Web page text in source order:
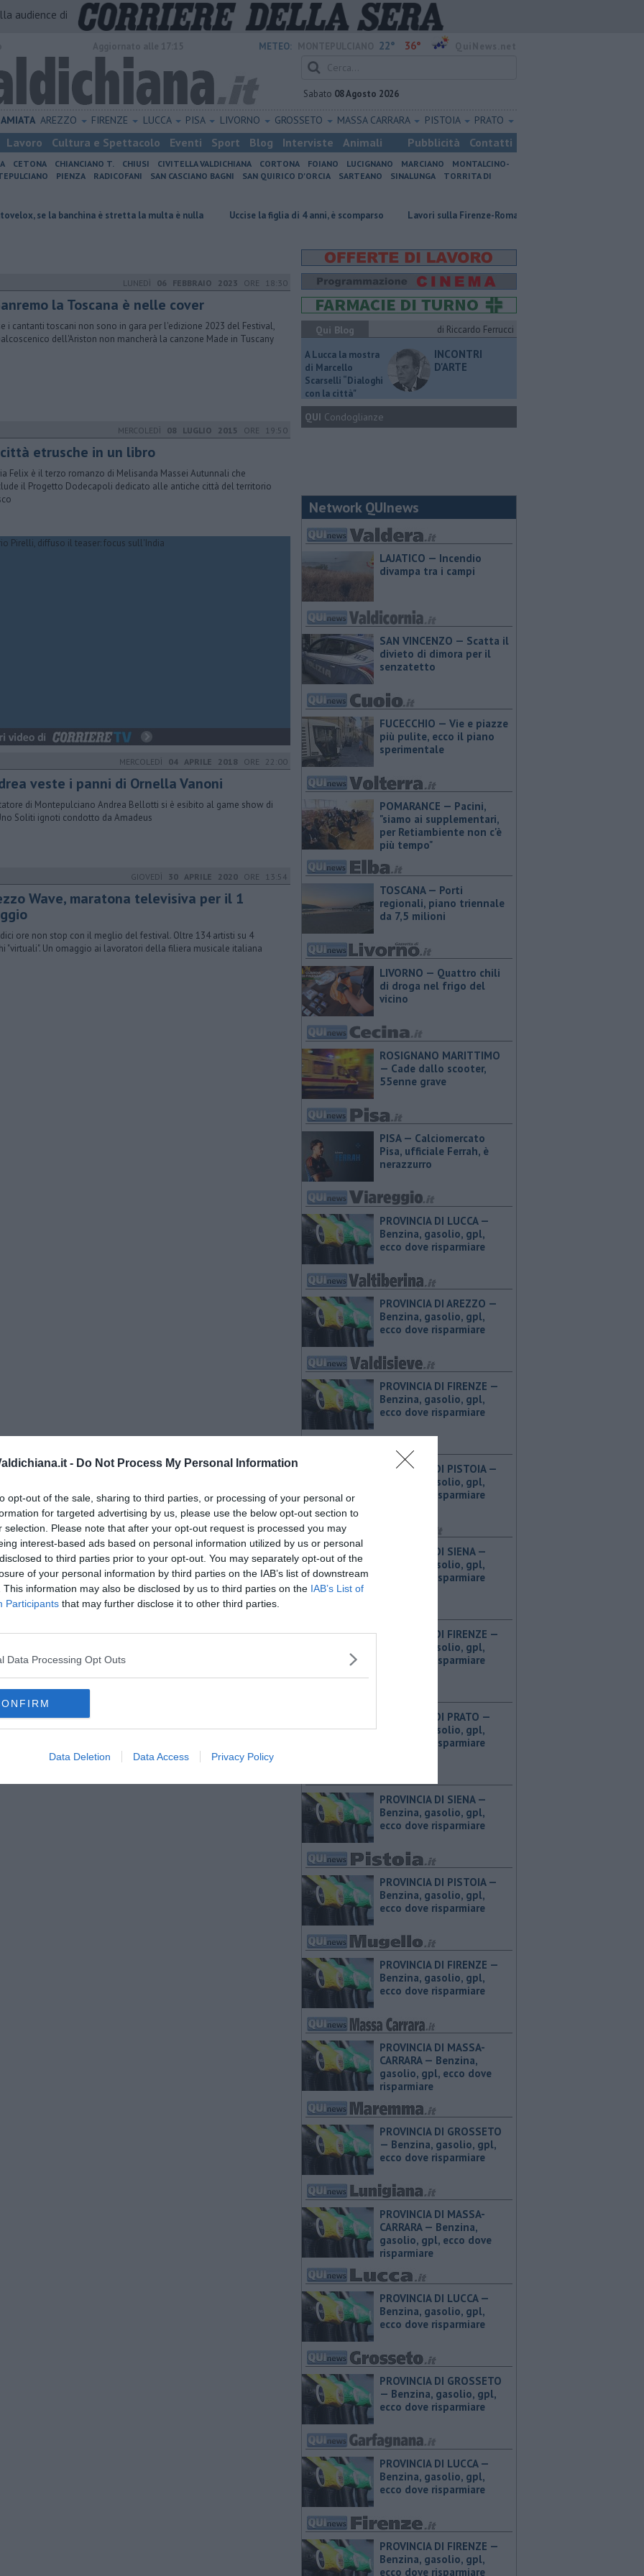
- Do Not Process My Personal Information
opt-out of the sale, sharing to third parties, or processing of your personal or
for targeted advertising by us, please use the below opt-out section to
selection. Please note that after your opt-out request is processed you may
interest-based ads based on personal information utilized by us or personal
to third parties prior to your opt-out. You may separately opt-out of the
of your personal information by third parties on the IAB’s list of downstream
This information may also be disclosed by us to third parties on the IAB’s List of
Participants that may further disclose it to other third parties.
Data Processing Opt Outs
Data Deletion Data Access Privacy Policy
audience di
METEO: 22° 36°
Sabato 08 Agosto 2026
AMIATA AREZZO FIRENZE LUCCA PISA LIVORNO GROSSETO MASSA CARRARA PISTOIA PRATO
Lavoro Cultura e Spettacolo Eventi Sport Blog Interviste Animali Pubblicità Contatti
CETONA CHIANCIANO T. CHIUSI CIVITELLA VALDICHIANA CORTONA FOIANO LUCIGNANO MARCIANO
MONTALCINO-
PIENZA RADICOFANI SAN CASCIANO BAGNI SAN QUIRICO D'ORCIA SARTEANO SINALUNGA
TORRITA DI
banchina è stretta la multa è nulla Uccise la figlia di 4 anni, è scomparso Lavori sulla Firenze-Roma, i treni cambiano orario
LUNEDÌ 06 FEBBRAIO 2023 ORE 18:30
la Toscana è nelle cover
i cantanti toscani non sono in gara per l'edizione 2023 del Festival,
dell'Ariston non mancherà la canzone Made in Tuscany
MERCOLEDÌ 08 LUGLIO 2015 ORE 19:50
etrusche in un libro
Felix è il terzo romanzo di Melisanda Massei Autunnali che
il Progetto Dodecapoli dedicato alle antiche città del territorio
MERCOLEDÌ 04 APRILE 2018 ORE 22:00
veste i panni di Ornella Vanoni
di Montepulciano Andrea Bellotti si è esibito al game show di
Soliti ignoti condotto da Amadeus
GIOVEDÌ 30 APRILE 2020 ORE 13:54
Wave, maratona televisiva per il 1
ore non stop con il meglio del festival. Oltre 134 artisti su 4
"virtuali". Un omaggio ai lavoratori della filiera musicale italiana
Qui Blog di Riccardo Ferrucci
A Lucca la mostra
di Marcello
Scarselli “Dialoghi
con la città"
INCONTRI
D'ARTE
QUI Condoglianze
Network QUInews
LAJATICO — Incendio
divampa tra i campi
SAN VINCENZO — Scatta il
divieto di dimora per il
senzatetto
FUCECCHIO — Vie e piazze
più pulite, ecco il piano
sperimentale
POMARANCE — Pacini,
"siamo ai supplementari,
per Retiambiente non c'è
più tempo"
TOSCANA — Porti
regionali, piano triennale
da 7,5 milioni
LIVORNO — Quattro chili
di droga nel frigo del
vicino
ROSIGNANO MARITTIMO
— Cade dallo scooter,
55enne grave
PISA — Calciomercato
Pisa, ufficiale Ferrah, è
nerazzurro
PROVINCIA DI LUCCA — ​
Benzina, gasolio, gpl,
ecco dove risparmiare
PROVINCIA DI AREZZO — ​
Benzina, gasolio, gpl,
ecco dove risparmiare
PROVINCIA DI FIRENZE — ​
Benzina, gasolio, gpl,
ecco dove risparmiare
PROVINCIA DI PISTOIA — ​
Benzina, gasolio, gpl,
ecco dove risparmiare
PROVINCIA DI SIENA — ​
Benzina, gasolio, gpl,
ecco dove risparmiare
PROVINCIA DI FIRENZE — ​
Benzina, gasolio, gpl,
ecco dove risparmiare
PROVINCIA DI PRATO — ​
Benzina, gasolio, gpl,
ecco dove risparmiare
PROVINCIA DI SIENA — ​
Benzina, gasolio, gpl,
ecco dove risparmiare
PROVINCIA DI PISTOIA — ​
Benzina, gasolio, gpl,
ecco dove risparmiare
PROVINCIA DI FIRENZE — ​
Benzina, gasolio, gpl,
ecco dove risparmiare
PROVINCIA DI MASSA-
CARRARA — ​Benzina,
gasolio, gpl, ecco dove
risparmiare
PROVINCIA DI GROSSETO
— ​Benzina, gasolio, gpl,
ecco dove risparmiare
PROVINCIA DI MASSA-
CARRARA — ​Benzina,
gasolio, gpl, ecco dove
risparmiare
PROVINCIA DI LUCCA — ​
Benzina, gasolio, gpl,
ecco dove risparmiare
PROVINCIA DI GROSSETO
— ​Benzina, gasolio, gpl,
ecco dove risparmiare
PROVINCIA DI LUCCA — ​
Benzina, gasolio, gpl,
ecco dove risparmiare
PROVINCIA DI FIRENZE — ​
Benzina, gasolio, gpl,
ecco dove risparmiare